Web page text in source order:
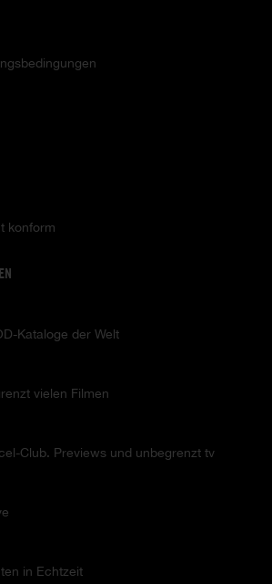
konform
Kataloge der Welt
vielen Filmen
Club. Previews und unbegrenzt tv
in Echtzeit